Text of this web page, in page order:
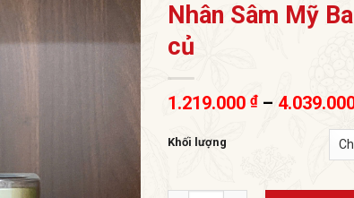
Nhân Sâm Mỹ
củ
1.219.000 ₫ –
Khối lượng